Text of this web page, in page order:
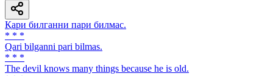
Қари билганни пари билмас.
* * *
Qari bilganni pari bilmas.
* * *
The devil knows many things because he is old.